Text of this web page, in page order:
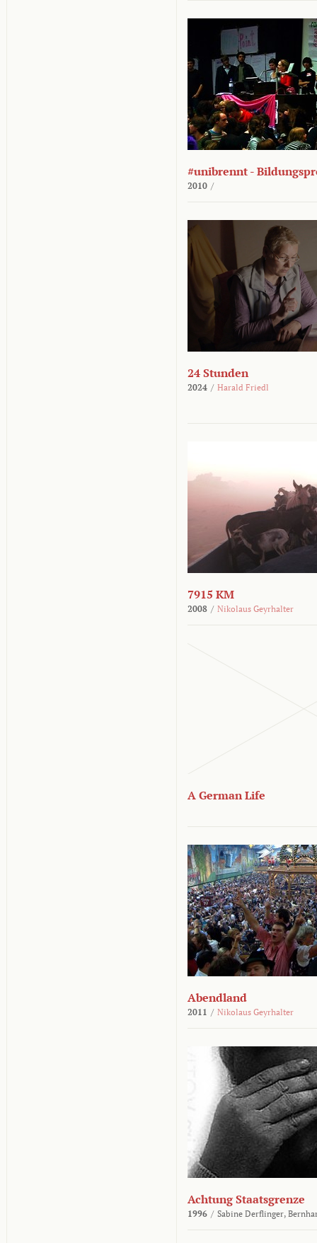
#unibrennt -
2010 /
24 Stunden
2024 / Harald Friedl
7915 KM
2008 / Nikolaus Geyrhalter
A German Life
Abendland
2011 / Nikolaus Geyrhalter
Achtung Staatsgrenze
1996 / Sabine Derflinger,